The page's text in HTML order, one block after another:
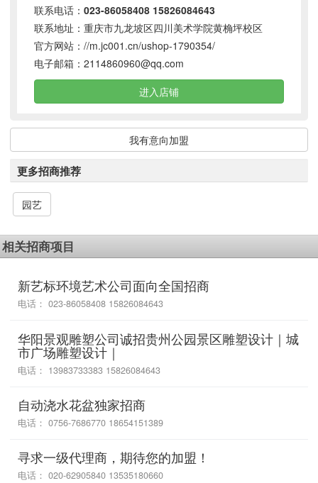
联系电话： 023-86058408 15826084643
联系地址：重庆市九龙坡区四川美术学院黄桷坪校区
官方网站： //m.jc001.cn/ushop-1790354/
电子邮箱： 2114860960@qq.com
进入店铺
我有意向加盟
更多招商推荐
园艺
相关招商项目
新艺标环境艺术公司面向全国招商
电话： 023-86058408 15826084643
华阳景观雕塑公司诚招贵州公园景区雕塑设计｜城
市广场雕塑设计｜
电话： 13983733383 15826084643
自动浇水花盆独家招商
电话： 0756-7686770 18654151389
寻求一级代理商，期待您的加盟！
电话： 020-62905840 13535180660